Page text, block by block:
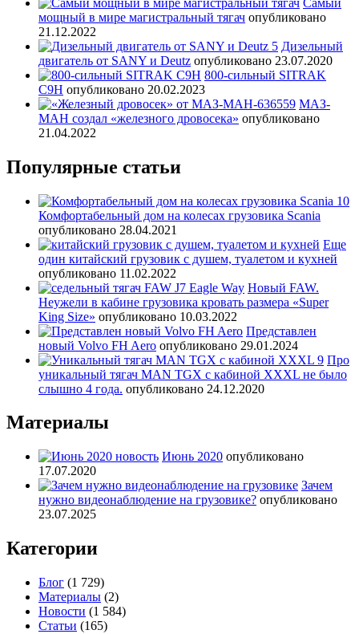
мощный в мире магистральный тягач опубликовано
21.12.2022
Дизельный
двигатель от SANY и Deutz опубликовано 23.07.2020
800-сильный SITRAK
C9H опубликовано 20.02.2023
МАЗ-
МАН создал «железного дровосека» опубликовано
21.04.2022
Популярные статьи
Комфортабельный дом на колесах грузовика Scania
опубликовано 28.04.2021
Еще
один китайский грузовик с душем, туалетом и кухней
опубликовано 11.02.2022
Новый FAW.
Неужели в кабине грузовика кровать размера «Super
King Size» опубликовано 10.03.2022
Представлен
новый Volvo FH Aero опубликовано 29.01.2024
Про
уникальный тягач MAN TGX с кабиной XXXL не было
слышно 4 года. опубликовано 24.12.2020
Материалы
Июнь 2020 опубликовано
17.07.2020
Зачем
нужно видеонаблюдение на грузовике? опубликовано
23.07.2025
Категории
Блог (1 729)
Материалы (2)
Новости (1 584)
Статьи (165)